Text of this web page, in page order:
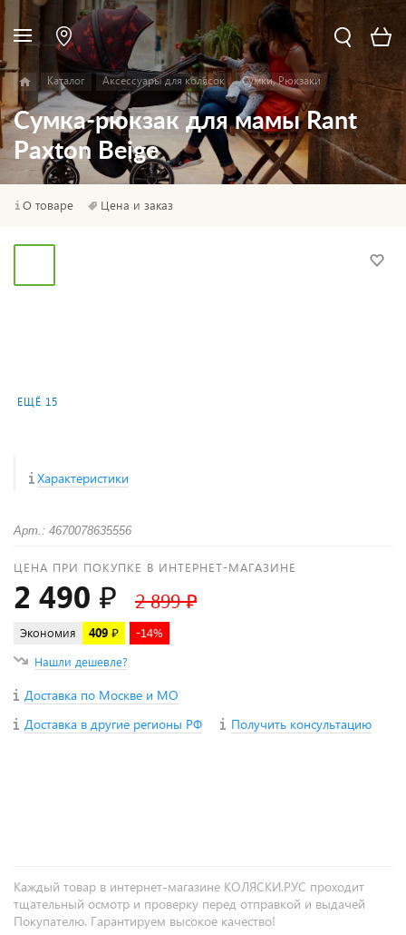
Каталог Аксессуары для колясок Сумки, Рюкзаки
Сумка-рюкзак для мамы Rant
Paxton Beige
О товаре Цена и заказ
ЕЩЁ 15
Характеристики
Арт.: 4670078635556
ЦЕНА ПРИ ПОКУПКЕ В ИНТЕРНЕТ-МАГАЗИНЕ
2 490 ₽ 2 899 ₽
Экономия 409 ₽
-14%
Нашли дешевле?
Доставка по Москве и МО
Доставка в другие регионы РФ
Получить консультацию
Каждый товар в интернет-магазине КОЛЯСКИ.РУС проходит
тщательный осмотр и проверку перед отправкой и выдачей
Покупателю. Гарантируем высокое качество!